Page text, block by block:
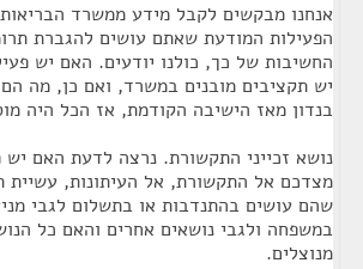
אנחנו מבקשים לקבל מידע ממשרד
הפעילות המודעת שאתם עושים להגברת
החשיבות של כך, כולנו יודעים. האם יש
יש תקציבים מובנים במשרד, ואם כן, מה
בנדון מאז הישיבה הקודמת, אז הכל היה
נושא זכייני התקשורת. נרצה לדעת האם יש
מצדכם אל התקשורת, אל העיתונות, עשיית
שהם עושים בהתנדבות או בתשלום לגבי
במשפחה ולגבי נושאים אחרים והאם כל
מנוצלים.